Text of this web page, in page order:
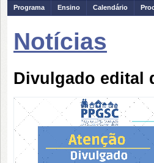
Programa Ensino Calendário
Notícias
Divulgado edital